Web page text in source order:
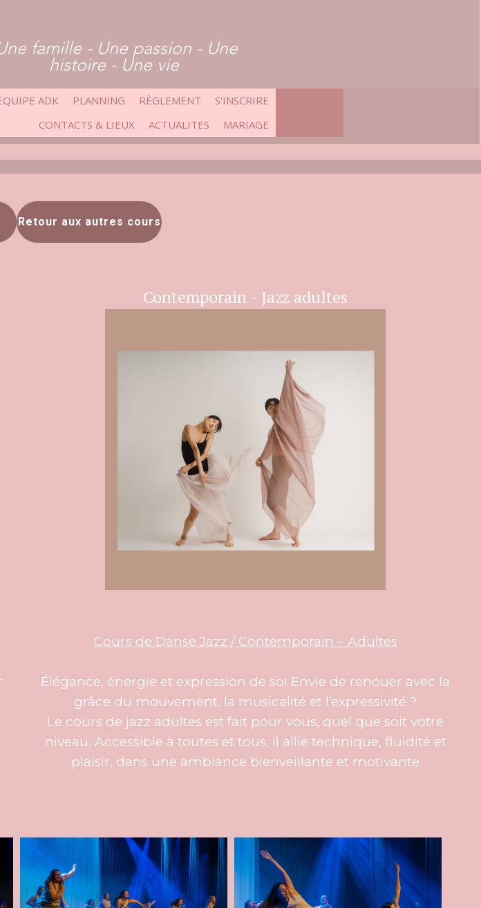
famille - Une passion - Une
histoire - Une vie
ADK PLANNING RÈGLEMENT
S'INSCRIRE
CONTACTS & LIEUX
ACTUALITES MARIAGE
Retour aux autres cours
Contemporain - Jazz adultes
Cours de Danse Jazz / Contemporain – Adultes
Élégance, énergie et expression de soi Envie de renouer avec la
grâce du mouvement, la musicalité et l’expressivité ?
Le cours de jazz adultes est fait pour vous, quel que soit votre
niveau. Accessible à toutes et tous, il allie technique, fluidité et
plaisir, dans une ambiance bienveillante et motivante